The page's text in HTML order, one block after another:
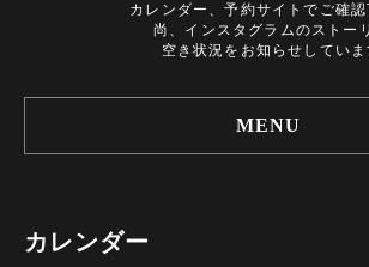
カレンダー、予約サイトでご確認
尚、インスタグラムのストー
空き状況をお知らせしていま
MENU
カレンダー